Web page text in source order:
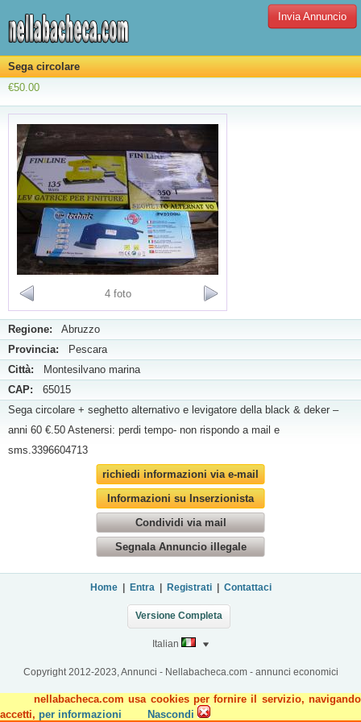
nellabacheca.com usa cookies per fornire il servizio, navigando
accetti, per informazioni Nascondi
Invia Annuncio
Sega circolare
€50.00
4 foto
Regione: Abruzzo
Provincia: Pescara
Città: Montesilvano marina
CAP: 65015
Sega circolare + seghetto alternativo e levigatore della black & deker –
anni 60 €.50 Astenersi: perdi tempo- non rispondo a mail e
sms.3396604713
richiedi informazioni via e-mail
Informazioni su Inserzionista
Condividi via mail
Segnala Annuncio illegale
Home| Entra Registrati| Contattaci
Versione Completa
Italian
Copyright 2012-2023, Annunci - Nellabacheca.com - annunci economici